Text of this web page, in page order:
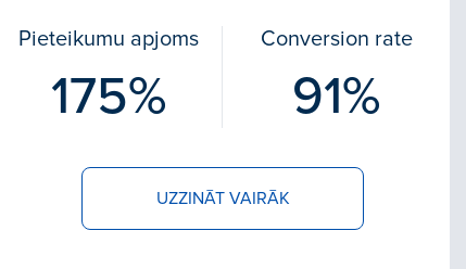
Pieteikumu apjoms
175%
Conversion rate
91%
UZZINĀT VAIRĀK